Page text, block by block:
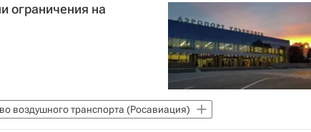
ограничения на
воздушного транспорта (Росавиация)